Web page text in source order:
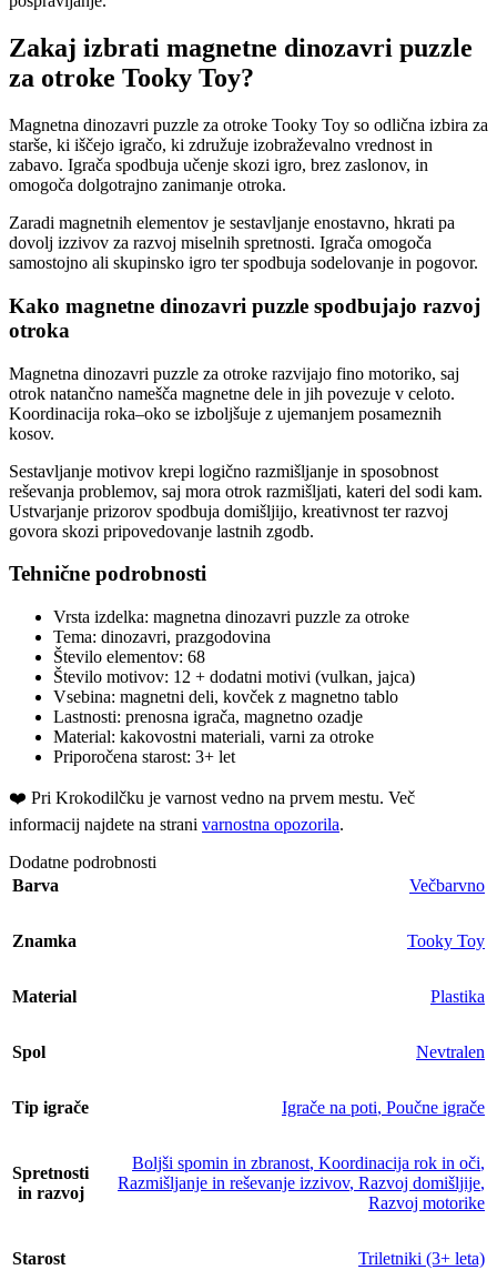
Zakaj izbrati magnetne dinozavri puzzle
za otroke Tooky Toy?
Magnetna dinozavri puzzle za otroke Tooky Toy so odlična izbira za
starše, ki iščejo igračo, ki združuje izobraževalno vrednost in
zabavo. Igrača spodbuja učenje skozi igro, brez zaslonov, in
omogoča dolgotrajno zanimanje otroka.
Zaradi magnetnih elementov je sestavljanje enostavno, hkrati pa
dovolj izzivov za razvoj miselnih spretnosti. Igrača omogoča
samostojno ali skupinsko igro ter spodbuja sodelovanje in pogovor.
Kako magnetne dinozavri puzzle spodbujajo razvoj
otroka
Magnetna dinozavri puzzle za otroke razvijajo fino motoriko, saj
otrok natančno namešča magnetne dele in jih povezuje v celoto.
Koordinacija roka–oko se izboljšuje z ujemanjem posameznih
kosov.
Sestavljanje motivov krepi logično razmišljanje in sposobnost
reševanja problemov, saj mora otrok razmišljati, kateri del sodi kam.
Ustvarjanje prizorov spodbuja domišljijo, kreativnost ter razvoj
govora skozi pripovedovanje lastnih zgodb.
Tehnične podrobnosti
Vrsta izdelka: magnetna dinozavri puzzle za otroke
Tema: dinozavri, prazgodovina
Število elementov: 68
Število motivov: 12 + dodatni motivi (vulkan, jajca)
Vsebina: magnetni deli, kovček z magnetno tablo
Lastnosti: prenosna igrača, magnetno ozadje
Material: kakovostni materiali, varni za otroke
Priporočena starost: 3+ let
❤️ ️Pri Krokodilčku je varnost vedno na prvem mestu. Več
informacij najdete na strani varnostna opozorila.
Dodatne podrobnosti
Barva
Večbarvno
Znamka Tooky Toy
Material Plastika
Spol Nevtralen
Tip igrače Igrače na poti, Poučne igrače
Spretnosti
in razvoj
Boljši spomin in zbranost, Koordinacija rok in oči,
Razmišljanje in reševanje izzivov, Razvoj domišljije,
Razvoj motorike
Starost
Triletniki (3+ leta)